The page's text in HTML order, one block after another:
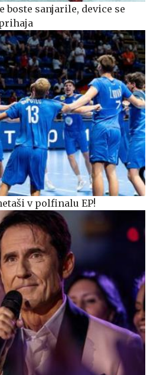
boste sanjarile, device se
v polfinalu EP!